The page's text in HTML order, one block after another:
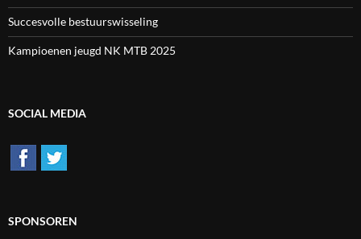
Succesvolle bestuurswisseling
Kampioenen jeugd NK MTB 2025
SOCIAL MEDIA
SPONSOREN